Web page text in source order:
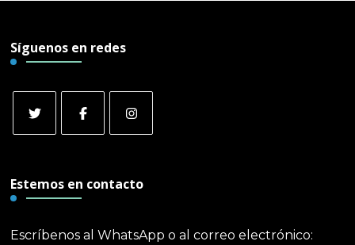
Síguenos en redes
Estemos en contacto
Escríbenos al WhatsApp o al correo electrónico: